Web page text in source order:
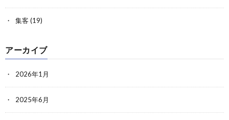
集客 (19)
アーカイブ
2026年1月
2025年6月